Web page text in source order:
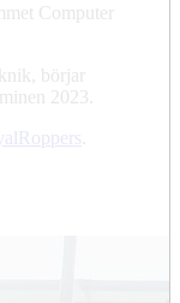
Computer
börjar
2023.